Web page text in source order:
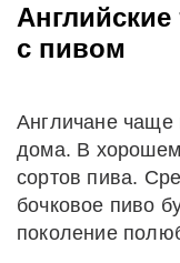
с пивом
Англичане чаще
дома. В
сортов пива.
бочковое пиво
поколение